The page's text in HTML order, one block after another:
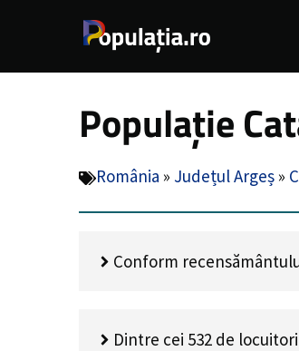
Populație
România » Județul Argeș »
Conform
Dintre cei 532 de